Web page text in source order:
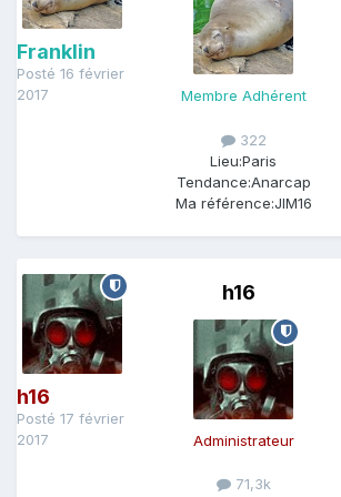
Franklin
Posté 16 février
2017
Membre Adhérent
322
Lieu:Paris
Tendance:Anarcap
Ma référence:JIM16
h16
Posté 17 février
2017
h16
Administrateur
71,3k